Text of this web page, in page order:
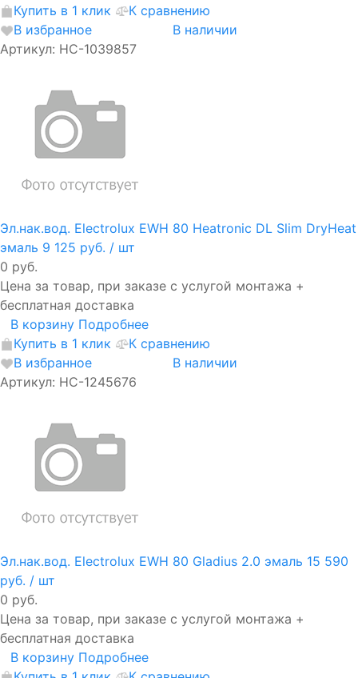
Купить в 1 клик
К сравнению
В избранное
В наличии
Артикул: НС-1039857
Эл.нак.вод. Electrolux EWH 80 Heatronic DL Slim DryHeat
эмаль 9 125 руб. / шт
0 руб.
Цена за товар, при заказе с услугой монтажа +
бесплатная доставка
В корзину Подробнее
Купить в 1 клик
К сравнению
В избранное
В наличии
Артикул: НС-1245676
Эл.нак.вод. Electrolux EWH 80 Gladius 2.0 эмаль 15 590
руб. / шт
0 руб.
Цена за товар, при заказе с услугой монтажа +
бесплатная доставка
В корзину Подробнее